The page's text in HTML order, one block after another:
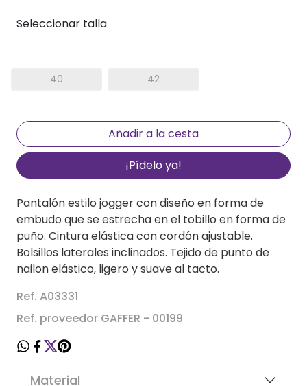
Seleccionar talla
40 42
¡Pídelo ya!
Pantalón estilo jogger con diseño en forma de
embudo que se estrecha en el tobillo en forma de
puño. Cintura elástica con cordón ajustable.
Bolsillos laterales inclinados. Tejido de punto de
nailon elástico, ligero y suave al tacto.
Ref. A03331
Ref. proveedor GAFFER - 00199
Material